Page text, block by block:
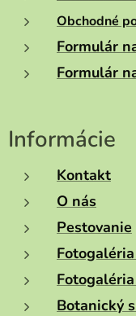
Obchodné
Formulár
Formulár
Informácie
Kontakt
O nás
Pestovanie
Botanický